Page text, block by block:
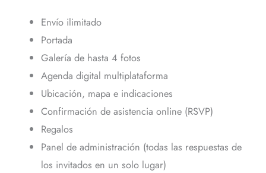
Envío ilimitado
Portada
Galería de hasta 4 fotos
Agenda digital multiplataforma
Ubicación, mapa e indicaciones
Confirmación de asistencia online (RSVP)
Regalos
Panel de administración (todas las respuestas de
los invitados en un solo lugar)